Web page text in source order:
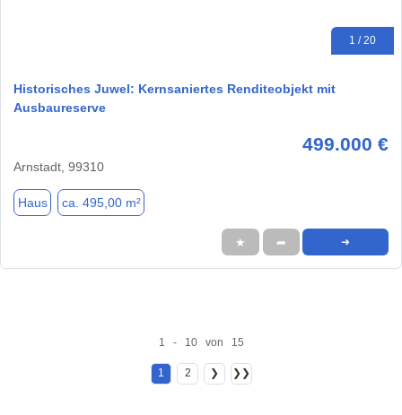
1 / 20
Historisches Juwel: Kernsaniertes Renditeobjekt mit
Ausbaureserve
499.000 €
Arnstadt, 99310
Haus ca. 495,00 m²
★ ➦ ➜
1 - 10 von 15
1 2 ❯ ❯❯